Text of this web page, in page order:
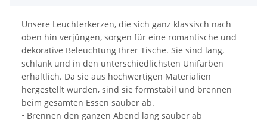
Unsere Leuchterkerzen, die sich ganz klassisch nach
oben hin verjüngen, sorgen für eine romantische und
dekorative Beleuchtung Ihrer Tische. Sie sind lang,
schlank und in den unterschiedlichsten Unifarben
erhältlich. Da sie aus hochwertigen Materialien
hergestellt wurden, sind sie formstabil und brennen
beim gesamten Essen sauber ab.
• Brennen den ganzen Abend lang sauber ab